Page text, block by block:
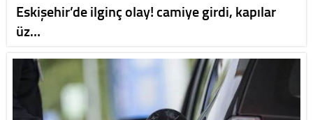
Eskişehir’de ilginç olay! camiye girdi, kapılar
üz…